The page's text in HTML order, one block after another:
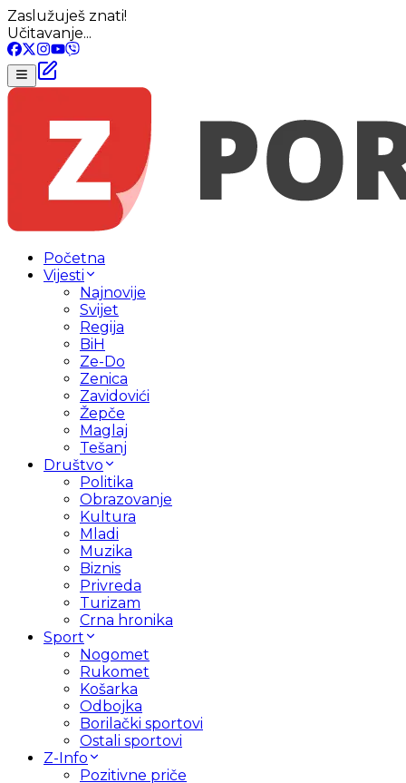
Zaslužuješ znati!
Učitavanje...
Početna
Vijesti
Najnovije
Svijet
Regija
BiH
Ze-Do
Zenica
Zavidovići
Žepče
Maglaj
Tešanj
Društvo
Politika
Obrazovanje
Kultura
Mladi
Muzika
Biznis
Privreda
Turizam
Crna hronika
Sport
Nogomet
Rukomet
Košarka
Odbojka
Borilački sportovi
Ostali sportovi
Z-Info
Pozitivne priče